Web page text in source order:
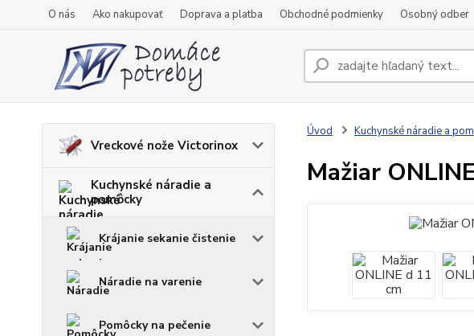
O nás Ako nakupovať Doprava a platba Obchodné podmienky Osobný odber
Vreckové nože Victorinox
Kuchynské náradie a
pomôcky
Krájanie sekanie čistenie
Náradie na varenie
Pomôcky na pečenie
Úvod Kuchynské náradie a
Mažiar